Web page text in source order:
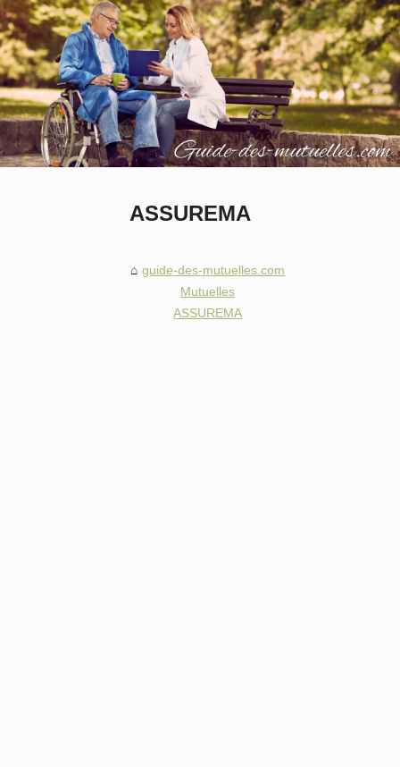
ASSUREMA
guide-des-mutuelles.com
Mutuelles
ASSUREMA